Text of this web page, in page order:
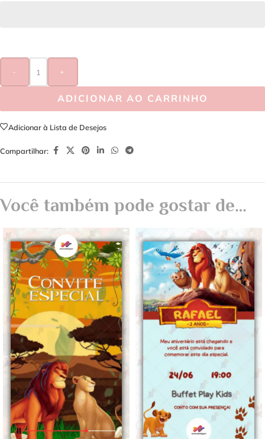
- +
ADICIONAR AO CARRINHO
Adicionar à Lista de Desejos
Compartilhar:
Você também pode gostar de…